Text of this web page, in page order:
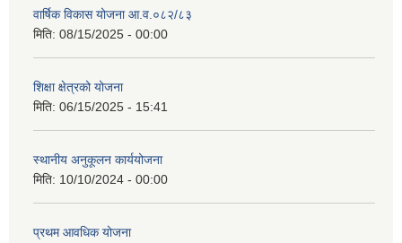
वार्षिक विकास योजना आ.व.०८२/८३
मिति: 08/15/2025 - 00:00
शिक्षा क्षेत्रको योजना
मिति: 06/15/2025 - 15:41
स्थानीय अनुकूलन कार्ययोजना
मिति: 10/10/2024 - 00:00
प्रथम आवधिक योजना